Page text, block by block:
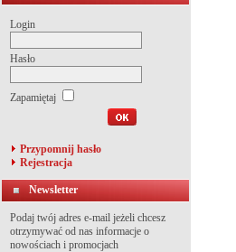
Login
Hasło
Zapamiętaj
Przypomnij hasło
Rejestracja
Newsletter
Podaj twój adres e-mail jeżeli chcesz
otrzymywać od nas informacje o
nowościach i promocjach